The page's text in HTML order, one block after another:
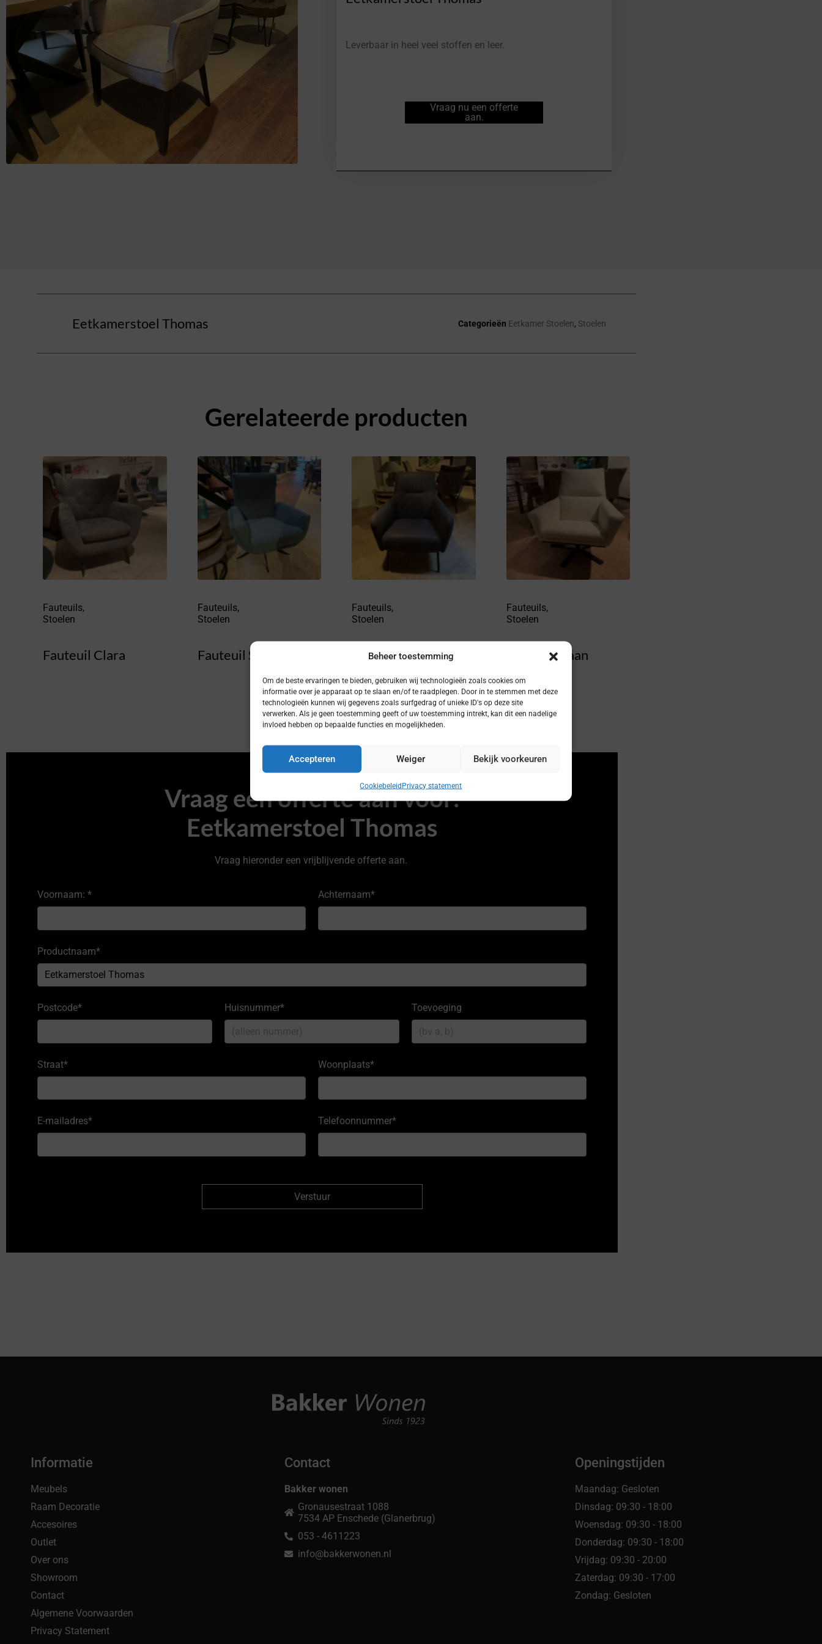
Beheer toestemming
Om de beste ervaringen te bieden, gebruiken wij technologieën zoals cookies om
informatie over je apparaat op te slaan en/of te raadplegen. Door in te stemmen met deze
technologieën kunnen wij gegevens zoals surfgedrag of unieke ID's op deze site
verwerken. Als je geen toestemming geeft of uw toestemming intrekt, kan dit een nadelige
invloed hebben op bepaalde functies en mogelijkheden.
Accepteren Weiger Bekijk voorkeuren
CookiebeleidPrivacy statement
Leverbaar in heel veel stoffen en leer.
Vraag nu een offerte
aan.
Eetkamerstoel Thomas Categorieën Eetkamer Stoelen, Stoelen
Gerelateerde producten
Fauteuils,
Stoelen
Fauteuil Clara
Fauteuils,
Stoelen
Fauteuil Sophie
Fauteuils,
Stoelen
Fauteuil Davey
Fauteuils,
Stoelen
Fauteuil Daan
Vraag een offerte aan voor:
Eetkamerstoel Thomas
Vraag hieronder een vrijblijvende offerte aan.
Voornaam: * Achternaam*
Productnaam*
Postcode* Huisnummer* Toevoeging
Straat* Woonplaats*
E-mailadres* Telefoonnummer*
Verstuur
Informatie
Meubels
Raam Decoratie
Accesoires
Outlet
Over ons
Showroom
Contact
Algemene Voorwaarden
Privacy Statement
Contact
Bakker wonen
Gronausestraat 1088
7534 AP Enschede (Glanerbrug)
053 - 4611223
info@bakkerwonen.nl
Openingstijden
Maandag: Gesloten
Dinsdag: 09:30 - 18:00
Woensdag: 09:30 - 18:00
Donderdag: 09:30 - 18:00
Vrijdag: 09:30 - 20:00
Zaterdag: 09:30 - 17:00
Zondag: Gesloten